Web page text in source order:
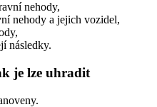
nehody,
nehody a jejich vozidel,
následky.
je lze uhradit